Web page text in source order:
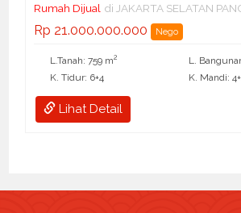
Rumah Dijual di JAKARTA SELATAN
Rp 21.000.000.000 Nego
L.Tanah: 759 m2 L.
K. Tidur: 6+4 K. Mandi:
Lihat Detail